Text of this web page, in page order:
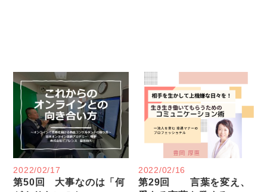
2022/02/17
第50回 大事なのは「何
2022/02/16
第29回 言葉を変え、